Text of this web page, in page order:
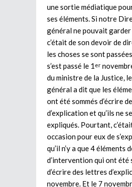
une sortie médiatique
ses éléments. Si notre
général ne pouvait garder
c’était de son devoir de
les choses se sont
s’est passé le 1 er
du ministre de la Justice,
général a dit que les
ont été sommés d’écrire
d’explication et qu’ils ne
expliqués. Pourtant,
occasion pour eux de
qu’il n’y a que 4 éléments
d’intervention qui ont été
d’écrire des lettres
novembre. Et le 7